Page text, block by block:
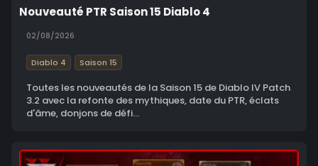
Nouveauté PTR Saison 15 Diablo 4
02/08/2026
Diablo 4 Saison 15
Toutes les nouveautés de la Saison 15 de Diablo IV Patch
3.2 avec la refonte des mythiques, date du PTR, éclats
d'âme, donjons de défi...